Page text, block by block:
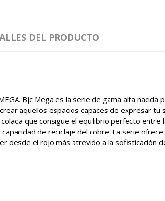
DEL PRODUCTO
Bjc Mega es la serie de gama alta nacida
aquellos espacios capaces de expresar tu
que consigue el equilibrio perfecto entre
de reciclaje del cobre. La serie
desde el rojo más atrevido a la sofisticación